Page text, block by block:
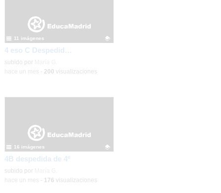
4 eso C Despedida de 4º
Contenido educativo.
subido por
11 imágenes
hace un mes - 200 visualizaciones
4B despedida de 4º
Contenido educativo.
subido por
16 imágenes
hace un mes - 176 visualizaciones